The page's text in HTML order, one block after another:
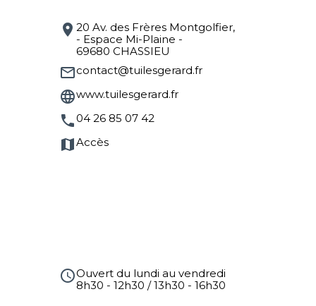
location_on 20 Av. des Frères Montgolfier,
- Espace Mi-Plaine -
69680 CHASSIEU
mail_outlinecontact@tuilesgerard.fr
languagewww.tuilesgerard.fr
phone04 26 85 07 42
map Accès
query_builderOuvert du lundi au vendredi
8h30 - 12h30 / 13h30 - 16h30